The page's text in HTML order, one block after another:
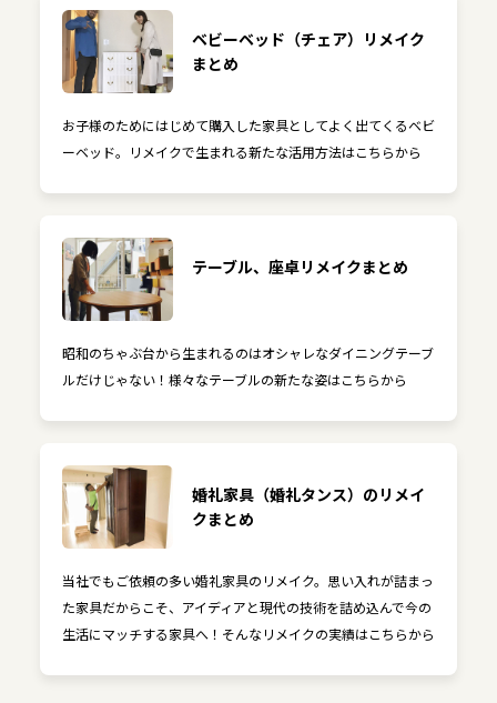
ベビーベッド（チェア）リメイク
まとめ
お子様のためにはじめて購入した家具としてよく出てくるベビ
ーベッド。リメイクで生まれる新たな活用方法はこちらから
テーブル、座卓リメイクまとめ
昭和のちゃぶ台から生まれるのはオシャレなダイニングテーブ
ルだけじゃない！様々なテーブルの新たな姿はこちらから
婚礼家具（婚礼タンス）のリメイ
クまとめ
当社でもご依頼の多い婚礼家具のリメイク。思い入れが詰まっ
た家具だからこそ、アイディアと現代の技術を詰め込んで今の
生活にマッチする家具へ！そんなリメイクの実績はこちらから